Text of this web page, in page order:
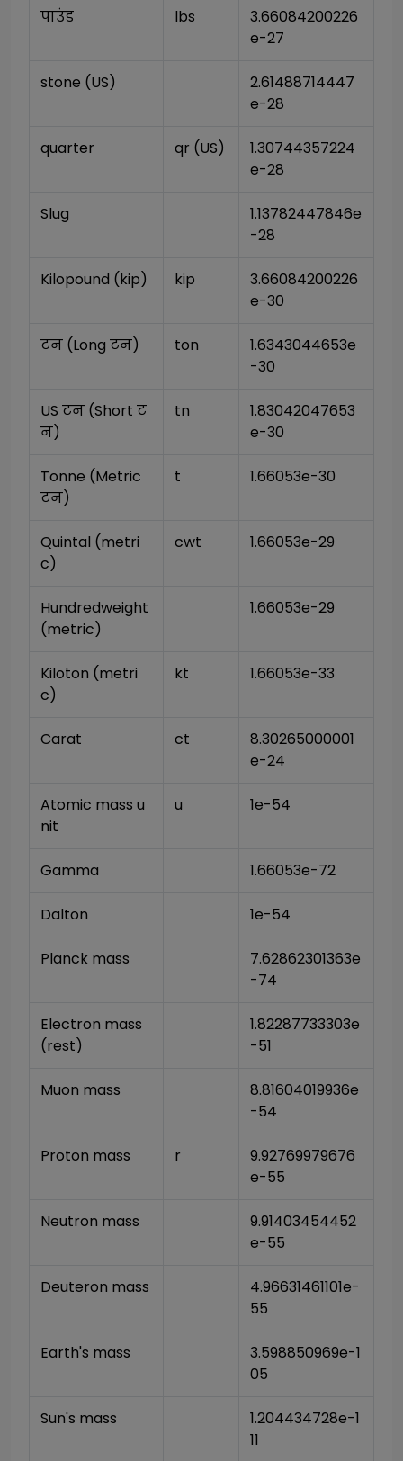
पाउंड lbs
3.66084200226
e-27
stone (US)
2.61488714447
e-28
quarter qr (US)
1.30744357224
e-28
Slug
1.13782447846e
-28
Kilopound (kip) kip
3.66084200226
e-30
टन (Long टन) ton
1.6343044653e
-30
US टन (Short ट
न)
tn
1.83042047653
e-30
Tonne (Metric
टन)
t 1.66053e-30
Quintal (metri
c)
cwt 1.66053e-29
Hundredweight
(metric)
1.66053e-29
Kiloton (metri
c)
kt 1.66053e-33
Carat ct
8.30265000001
e-24
Atomic mass u
nit
u 1e-54
Gamma 1.66053e-72
Dalton 1e-54
Planck mass
7.62862301363e
-74
Electron mass
(rest)
1.82287733303e
-51
Muon mass
8.81604019936e
-54
Proton mass r
9.92769979676
e-55
Neutron mass
9.91403454452
e-55
Deuteron mass
4.96631461101e-
55
Earth's mass
3.598850969e-1
05
Sun's mass
1.204434728e-1
11